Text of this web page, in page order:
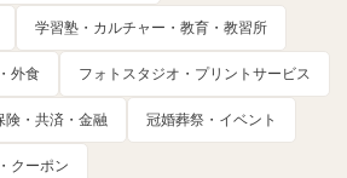
学習塾・カルチャー・教育・教習所
外食 フォトスタジオ・プリントサービス
険・共済・金融 冠婚葬祭・イベント
クーポン